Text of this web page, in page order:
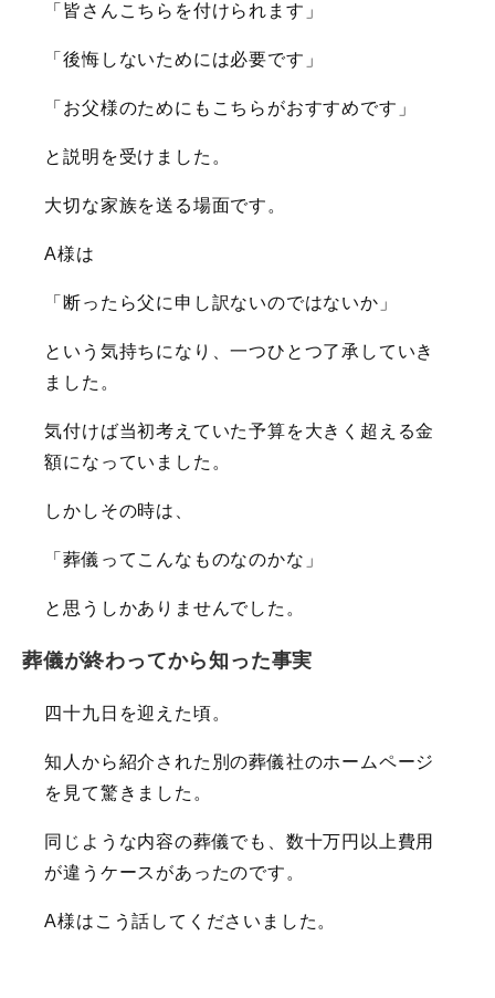
「皆さんこちらを付けられます」
「後悔しないためには必要です」
「お父様のためにもこちらがおすすめです」
と説明を受けました。
大切な家族を送る場面です。
A様は
「断ったら父に申し訳ないのではないか」
という気持ちになり、一つひとつ了承していき
ました。
気付けば当初考えていた予算を大きく超える金
額になっていました。
しかしその時は、
「葬儀ってこんなものなのかな」
と思うしかありませんでした。
葬儀が終わってから知った事実
四十九日を迎えた頃。
知人から紹介された別の葬儀社のホームページ
を見て驚きました。
同じような内容の葬儀でも、数十万円以上費用
が違うケースがあったのです。
A様はこう話してくださいました。